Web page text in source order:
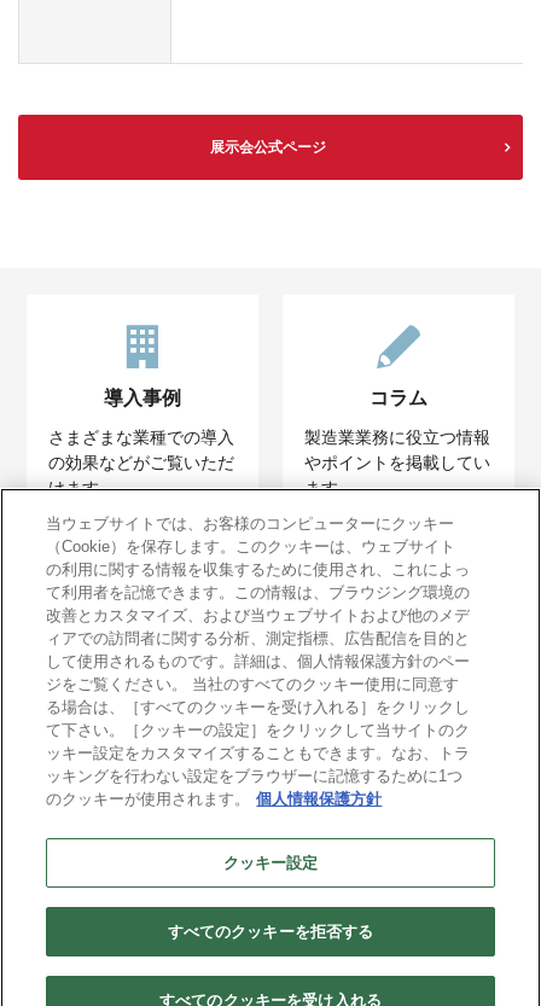
展示会公式ページ
導入事例
さまざまな業種での導入
の効果などがご覧いただ
けます。
コラム
製造業業務に役立つ情報
やポイントを掲載してい
ます。
イベントレポート
過去のイベントレポート
をご覧いただけます。
イベント・セミナー
© 2026 Business Engineering Corporation
当ウェブサイトでは、お客様のコンピューターにクッキー
（Cookie）を保存します。このクッキーは、ウェブサイト
の利用に関する情報を収集するために使用され、これによっ
て利用者を記憶できます。この情報は、ブラウジング環境の
改善とカスタマイズ、および当ウェブサイトおよび他のメデ
ィアでの訪問者に関する分析、測定指標、広告配信を目的と
して使用されるものです。詳細は、個人情報保護方針のペー
ジをご覧ください。 当社のすべてのクッキー使用に同意す
る場合は、［すべてのクッキーを受け入れる］をクリックし
て下さい。［クッキーの設定］をクリックして当サイトのク
ッキー設定をカスタマイズすることもできます。なお、トラ
ッキングを行わない設定をブラウザーに記憶するために1つ
のクッキーが使用されます。
個人情報保護方針
クッキー設定
すべてのクッキーを拒否する
すべてのクッキーを受け入れる